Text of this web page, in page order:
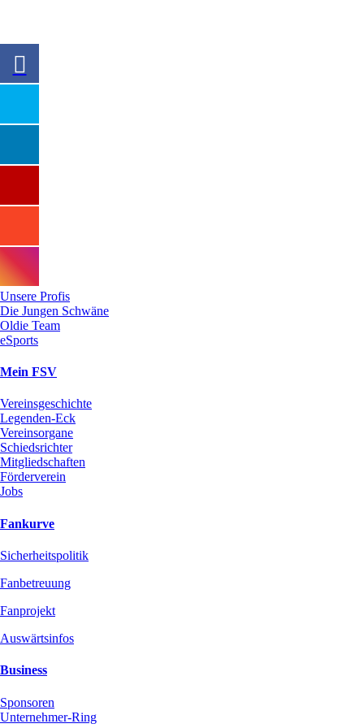
Team
Unsere Profis
Die Jungen Schwäne
Oldie Team
eSports
Mein FSV
Vereinsgeschichte
Legenden-Eck
Vereinsorgane
Schiedsrichter
Mitgliedschaften
Förderverein
Jobs
Fankurve
Sicherheitspolitik
Fanbetreuung
Fanprojekt
Auswärtsinfos
Business
Sponsoren
Unternehmer-Ring